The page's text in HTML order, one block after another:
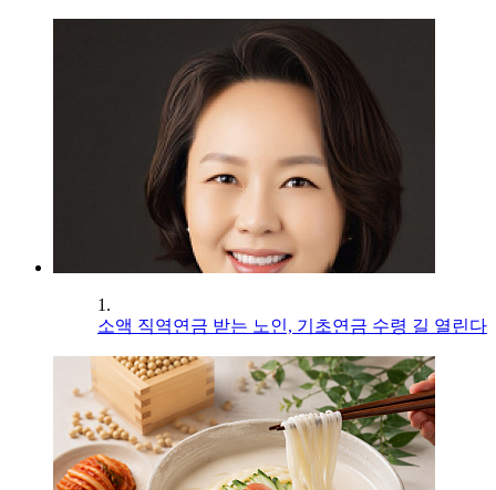
1.
소액 직역연금 받는 노인, 기초연금 수령 길 열린다